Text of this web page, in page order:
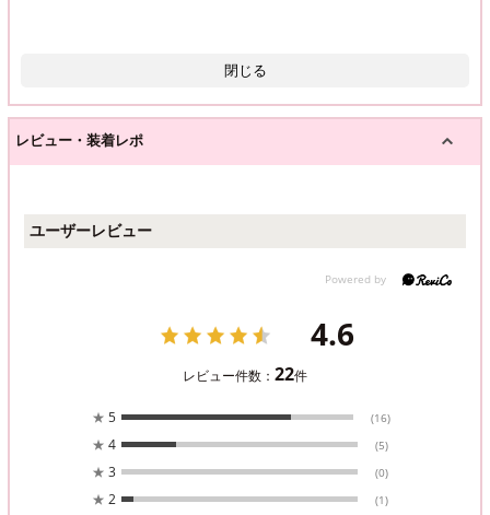
閉じる
レビュー・装着レポ
ユーザーレビュー
4.6
レビュー件数： 22件
★ 5 (16)
★ 4 (5)
★ 3 (0)
★ 2 (1)